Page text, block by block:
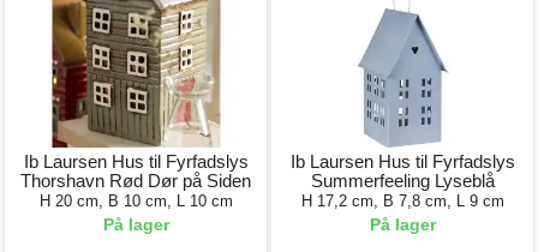
Ib Laursen Hus til Fyrfadslys
Thorshavn Rød Dør på Siden
H 20 cm, B 10 cm, L 10 cm
På lager
Ib Laursen Hus til Fyrfadslys
Summerfeeling Lyseblå
H 17,2 cm, B 7,8 cm, L 9 cm
På lager